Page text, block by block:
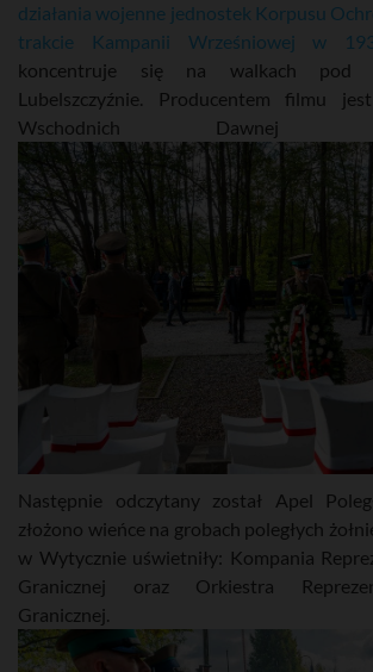
działania wojenne jednostek Korpusu
trakcie Kampanii Wrześniowej w
koncentruje się na walkach pod
Lubelszczyźnie. Producentem filmu
Wschodnich Dawnej
Następnie odczytany został Apel
złożono wieńce na grobach poległych
w Wytycznie uświetniły: Kompania
Granicznej oraz Orkiestra
Granicznej.